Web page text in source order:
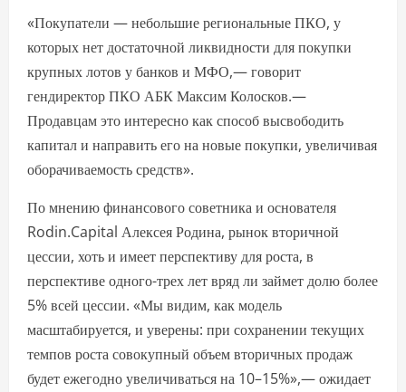
«Покупатели — небольшие региональные ПКО, у
которых нет достаточной ликвидности для покупки
крупных лотов у банков и МФО,— говорит
гендиректор ПКО АБК Максим Колосков.—
Продавцам это интересно как способ высвободить
капитал и направить его на новые покупки, увеличивая
оборачиваемость средств».
По мнению финансового советника и основателя
Rodin.Capital Алексея Родина, рынок вторичной
цессии, хоть и имеет перспективу для роста, в
перспективе одного-трех лет вряд ли займет долю более
5% всей цессии. «Мы видим, как модель
масштабируется, и уверены: при сохранении текущих
темпов роста совокупный объем вторичных продаж
будет ежегодно увеличиваться на 10–15%»,— ожидает